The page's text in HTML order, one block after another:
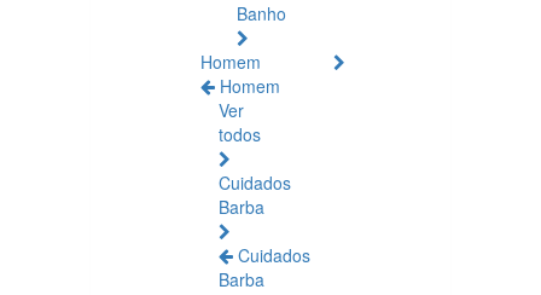
Banho
Homem
Homem
Ver
todos
Cuidados
Barba
Cuidados
Barba